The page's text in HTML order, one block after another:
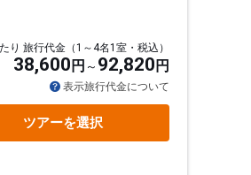
り 旅行代金（1～4名1室・税込）
38,600 円 92,820 円
表示旅行代金について
ツアーを選択